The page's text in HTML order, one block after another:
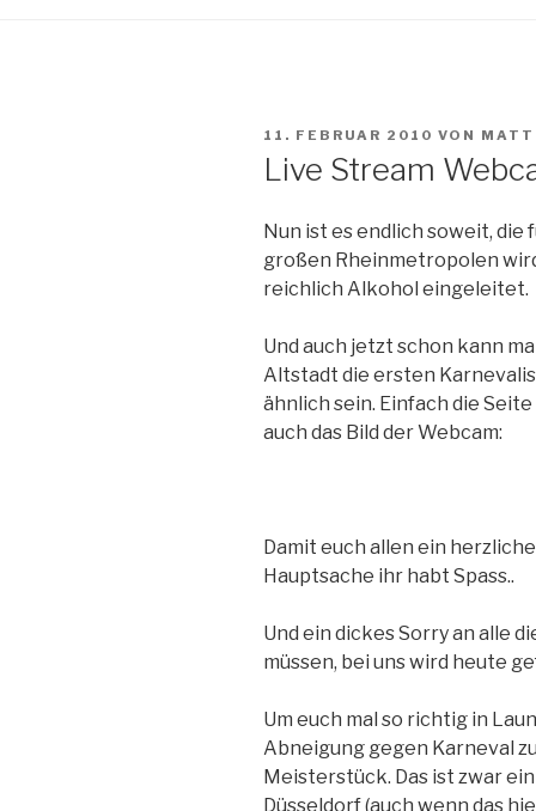
VERÖFFENTLICHT
11. FEBRUAR 2010 VON
Live Stream
Nun ist es endlich soweit,
großen Rheinmetropolen
reichlich Alkohol eingeleitet.
Und auch jetzt schon kann
Altstadt die ersten
ähnlich sein. Einfach die
auch das Bild der Webcam:
Damit euch allen ein
Hauptsache ihr habt Spass..
Und ein dickes Sorry an alle
müssen, bei uns wird heute
Um euch mal so richtig in
Abneigung gegen Karneval
Meisterstück. Das ist zwar
Düsseldorf (auch wenn das